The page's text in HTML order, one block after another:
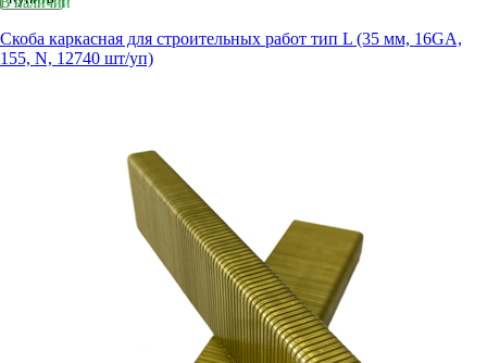
Скоба каркасная для строительных работ тип L (35 мм, 16GA,
155, N, 12740 шт/уп)